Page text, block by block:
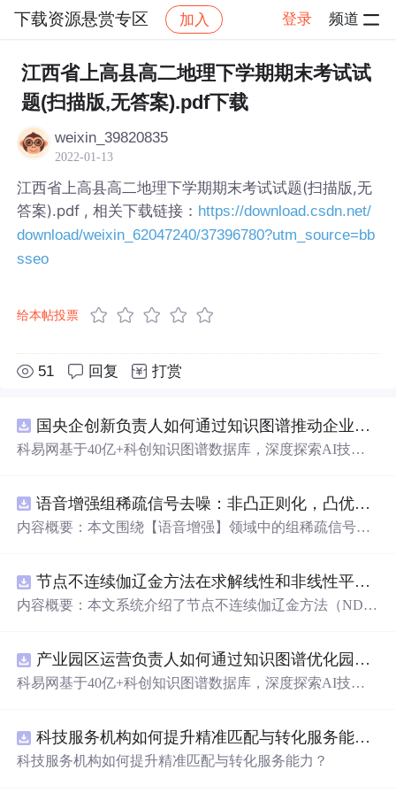
下载资源悬赏专区 加入 登录 频道
社区 下载资源悬赏专区 帖子详情
江西省上高县高二地理下学期期末考试试
题(扫描版,无答案).pdf下载
weixin_39820835
2022-01-13
江西省上高县高二地理下学期期末考试试题(扫描版,无
答案).pdf , 相关下载链接： https://download.csdn.net/
download/weixin_62047240/37396780?utm_source=bb
sseo
给本帖投票
51 回复 打赏
国央企创新负责人如何通过知识图谱推动企业技术创新与外部资源高效对接？.docx
科易网基于40亿+科创知识图谱数据库，深度探索AI技术
新领域的AI+数智化解决方案，推动科技创新与产业创新
智能化发展。
语音增强组稀疏信号去噪：非凸正则化，凸优化研究（Matlab代码实现）
内容概要：本文围绕【语音增强】领域中的组稀疏信号去
文章系统阐述了组稀疏信号模型的构建机制，引入非凸正
则项以更精确地逼近理想稀疏性，克服传统凸正则化在稀
实现，涵盖语音信号预处理、稀疏系数求解、去噪重构等
关键环节，并配套提供可复现的代码资源，便于研究人员
进一步验证与拓展。该方法在保留数学可处理性的同时显
复任务。; 适合人群：具备一定信号与系统、数字信号处理
理论基础，熟悉稀疏表示与最优化方法，且拥有Matlab编
程能力的研究生、科研人员及从事语音增强、音频工程、
节点不连续伽辽金方法在求解线性和非线性平流方程中的一维实现（Matlab代码实现）
内容概要：本文系统介绍了节点不连续伽辽金方法（ND
种高精度、高分辨率的数值离散化技术，特别适用于对流
主导的偏微分方程求解，在处理间断解和保持数值稳定性
理、时间推进格式（如显式Runge-Kutta方法）以及边界条
件的实施策略。通过多个典型算例（如线性对流、Burgers
方程等）的仿真分析，充分验证了该方法在捕捉激波、避
产业园区运营负责人如何通过知识图谱优化园区企业与科研机构的协同创新机制？.docx
科易网基于40亿+科创知识图谱数据库，深度探索AI技术
新领域的AI+数智化解决方案，推动科技创新与产业创新
智能化发展。
科技服务机构如何提升精准匹配与转化服务能力？.docx
科技服务机构如何提升精准匹配与转化服务能力？